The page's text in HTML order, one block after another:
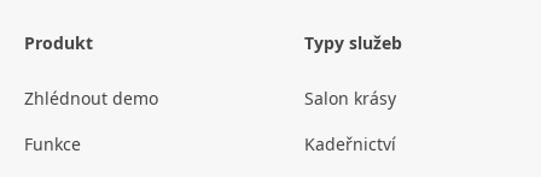
Produkt
Zhlédnout demo
Funkce
Typy služeb
Salon krásy
Kadeřnictví